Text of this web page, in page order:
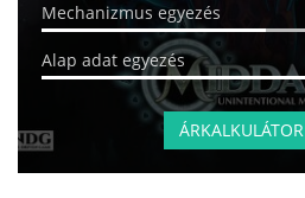
Mechanizmus egyezés
Alap adat egyezés
ÁRKALKULÁTOR